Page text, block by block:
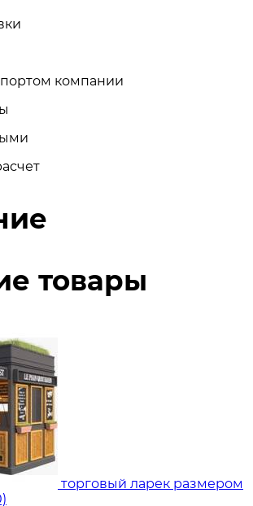
компании
товары
торговый ларек размером